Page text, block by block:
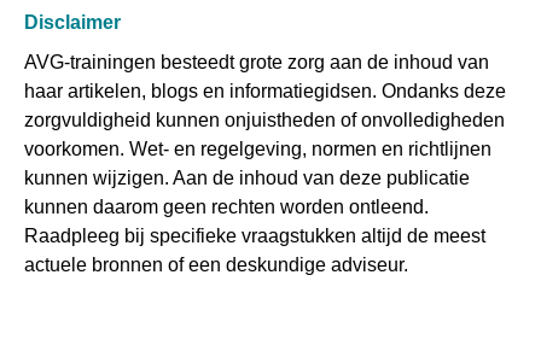
Disclaimer
AVG-trainingen besteedt grote zorg aan de inhoud van
haar artikelen, blogs en informatiegidsen. Ondanks deze
zorgvuldigheid kunnen onjuistheden of onvolledigheden
voorkomen. Wet- en regelgeving, normen en richtlijnen
kunnen wijzigen. Aan de inhoud van deze publicatie
kunnen daarom geen rechten worden ontleend.
Raadpleeg bij specifieke vraagstukken altijd de meest
actuele bronnen of een deskundige adviseur.